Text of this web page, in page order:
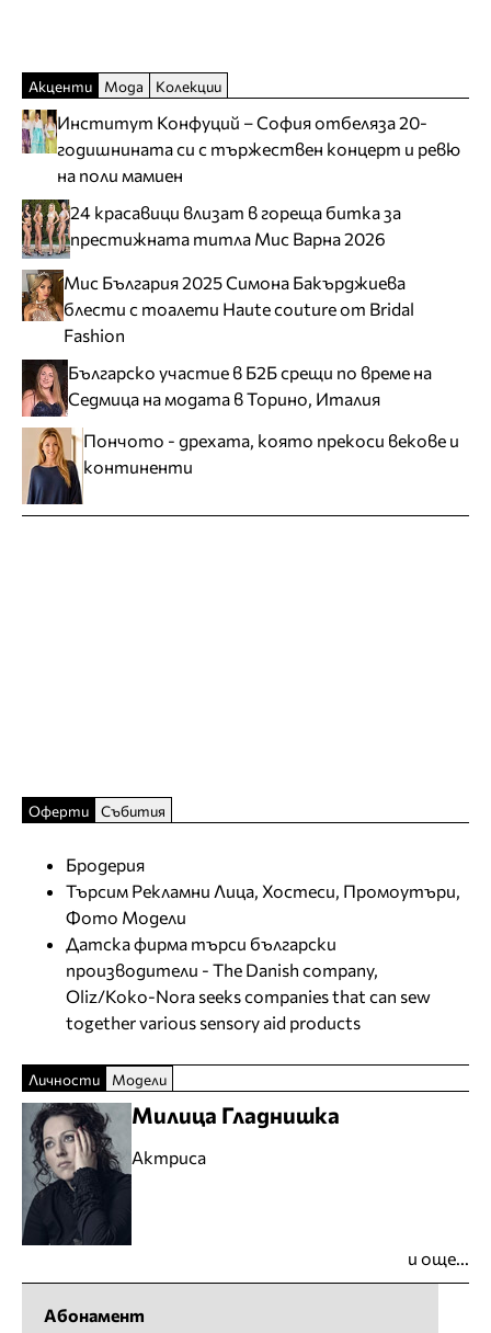
Акценти Мода Колекции
Институт Конфуций – София отбеляза 20-
годишнината си с тържествен концерт и ревю
на поли мамиен
24 красавици влизат в гореща битка за
престижната титла Мис Варна 2026
Мис България 2025 Симона Бакърджиева
блести с тоалети Haute couture от Bridal
Fashion
Българско участие в Б2Б срещи по време на
Седмица на модата в Торино, Италия
Пончото - дрехата, която прекоси векове и
континенти
Оферти Събития
Бродерия
Търсим Рекламни Лица, Хостеси, Промоутъри,
Фото Модели
Датска фирма търси български
производители - The Danish company,
Oliz/Koko-Nora seeks companies that can sew
together various sensory aid products
Личности Модели
Милица Гладнишка
Актриса
и още...
Абонамент